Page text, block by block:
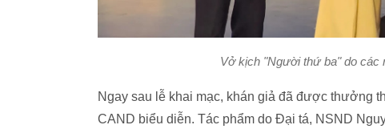
Vở kịch "Người thứ ba" do các
Ngay sau lễ khai mạc, khán giả đã được thưởng
CAND biểu diễn. Tác phẩm do Đại tá, NSND